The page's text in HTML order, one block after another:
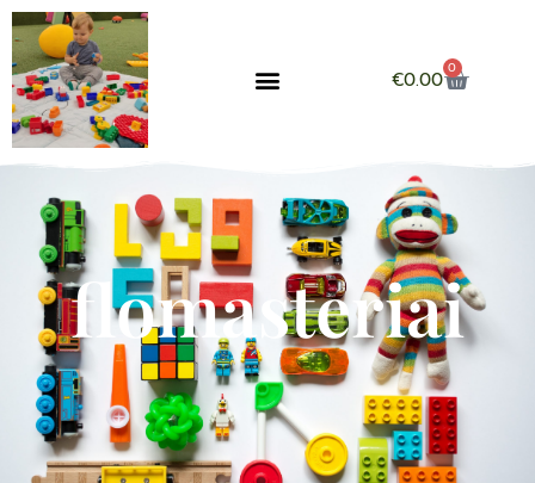
€0.00 0
flomasteriai